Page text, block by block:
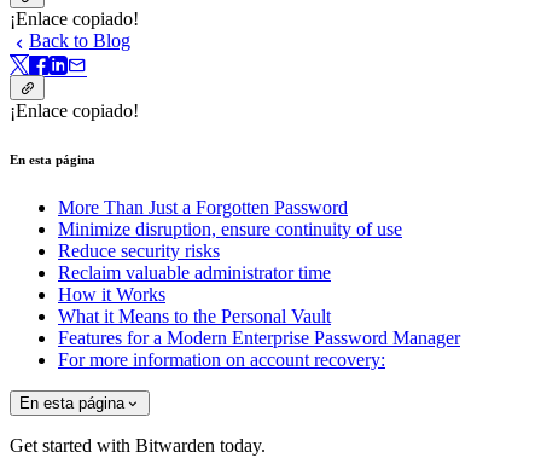
¡Enlace copiado!
Back to Blog
¡Enlace copiado!
En esta página
More Than Just a Forgotten Password
Minimize disruption, ensure continuity of use
Reduce security risks
Reclaim valuable administrator time
How it Works
What it Means to the Personal Vault
Features for a Modern Enterprise Password Manager
For more information on account recovery:
En esta página
Get started with Bitwarden today.